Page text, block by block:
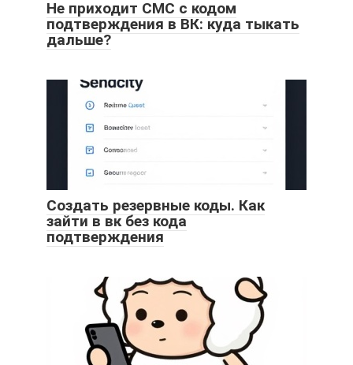
Не приходит СМС с кодом
подтверждения в ВК: куда тыкать
дальше?
Создать резервные коды. Как
зайти в вк без кода
подтверждения